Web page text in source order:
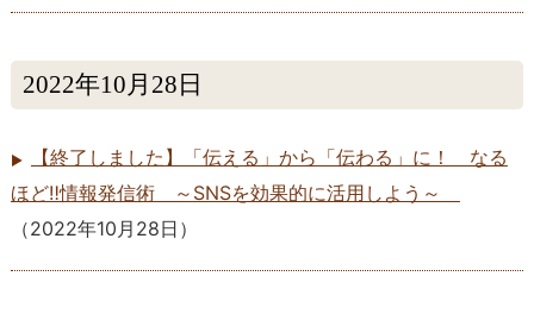
2022年10月28日
【終了しました】「伝える」から「伝わる」に！ なる
ほど‼情報発信術 ～SNSを効果的に活用しよう～
（2022年10月28日 ）